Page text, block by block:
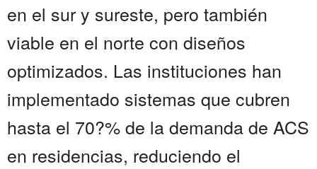
en el sur y sureste, pero también
viable en el norte con diseños
optimizados. Las instituciones han
implementado sistemas que cubren
hasta el 70?% de la demanda de ACS
en residencias, reduciendo el